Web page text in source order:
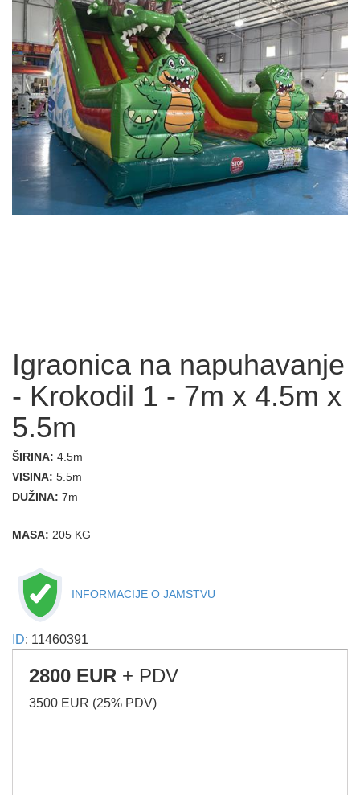
Igraonica na napuhavanje
- Krokodil 1 - 7m x 4.5m x
5.5m
ŠIRINA: 4.5m
VISINA: 5.5m
DUŽINA: 7m
MASA: 205 KG
INFORMACIJE O JAMSTVU
ID: 11460391
2800 EUR + PDV
3500 EUR (25% PDV)